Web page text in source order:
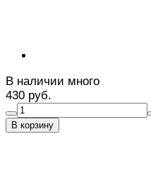
В наличии много
430 руб.
В корзину